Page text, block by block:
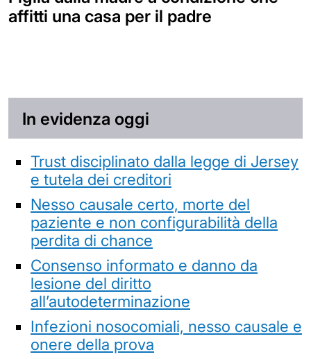
affitti una casa per il padre
In evidenza oggi
Trust disciplinato dalla legge di Jersey
e tutela dei creditori
Nesso causale certo, morte del
paziente e non configurabilità della
perdita di chance
Consenso informato e danno da
lesione del diritto
all’autodeterminazione
Infezioni nosocomiali, nesso causale e
onere della prova